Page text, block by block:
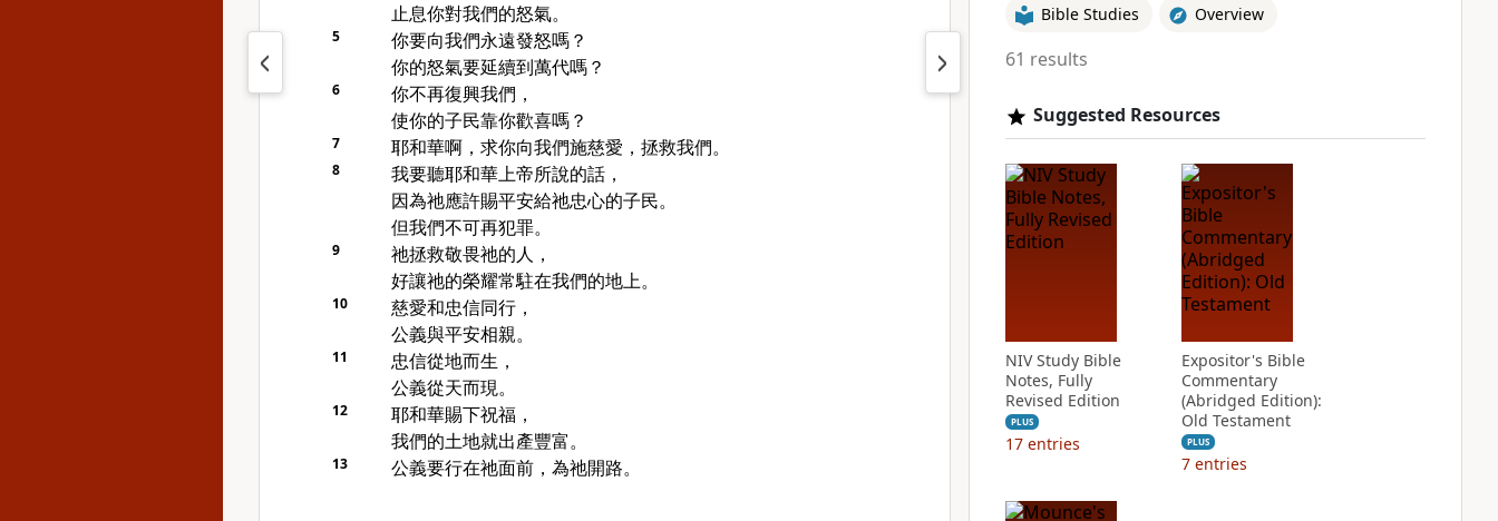
止息你對我們的怒氣。
5
你要向我們永遠發怒嗎？
你的怒氣要延續到萬代嗎？
6
你不再復興我們，
使你的子民靠你歡喜嗎？
7 耶和華啊，求你向我們施慈愛，拯救我們。
8
我要聽耶和華上帝所說的話，
因為祂應許賜平安給祂忠心的子民。
但我們不可再犯罪。
9
祂拯救敬畏祂的人，
好讓祂的榮耀常駐在我們的地上。
10
慈愛和忠信同行，
公義與平安相親。
11
忠信從地而生，
公義從天而現。
12
耶和華賜下祝福，
我們的土地就出產豐富。
13 公義要行在祂面前，為祂開路。
Bible Studies Overview
61 results
Suggested Resources
NIV Study Bible
Notes, Fully
Revised Edition
PLUS
17 entries
Expositor's Bible
Commentary
(Abridged Edition):
Old Testament
PLUS
7 entries